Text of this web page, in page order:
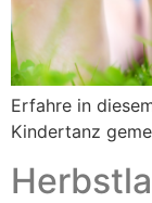
Erfahre in
Kindertanz